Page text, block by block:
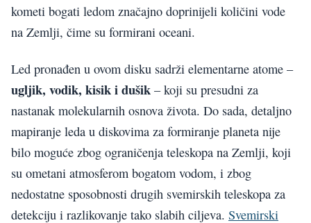
kometi bogati ledom značajno doprinijeli količini vode
na Zemlji, čime su formirani oceani.
Led pronađen u ovom disku sadrži elementarne atome –
ugljik, vodik, kisik i dušik – koji su presudni za
nastanak molekularnih osnova života. Do sada, detaljno
mapiranje leda u diskovima za formiranje planeta nije
bilo moguće zbog ograničenja teleskopa na Zemlji, koji
su ometani atmosferom bogatom vodom, i zbog
nedostatne sposobnosti drugih svemirskih teleskopa za
detekciju i razlikovanje tako slabih ciljeva. Svemirski